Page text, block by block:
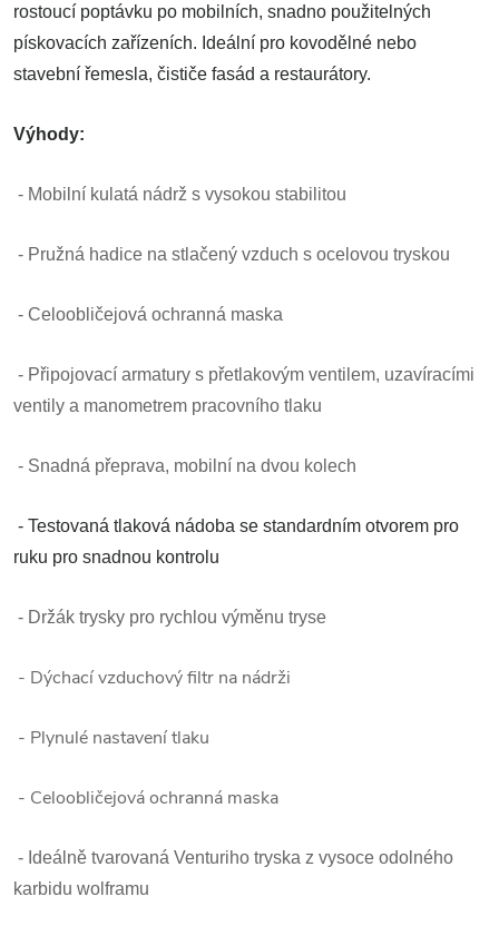
rostoucí poptávku po mobilních, snadno použitelných
pískovacích zařízeních. Ideální pro kovodělné nebo
stavební řemesla, čističe fasád a restaurátory.
Výhody:
- Mobilní kulatá nádrž s vysokou stabilitou
- Pružná hadice na stlačený vzduch s ocelovou tryskou
- Celoobličejová ochranná maska
- Připojovací armatury s přetlakovým ventilem, uzavíracími
ventily a manometrem pracovního tlaku
- Snadná přeprava, mobilní na dvou kolech
- Testovaná tlaková nádoba se standardním otvorem pro
ruku pro snadnou kontrolu
- Držák trysky pro rychlou výměnu tryse
- Dýchací vzduchový filtr na nádrži
- Plynulé nastavení tlaku
- Celoobličejová ochranná maska
- Ideálně tvarovaná Venturiho tryska z vysoce odolného
karbidu wolframu